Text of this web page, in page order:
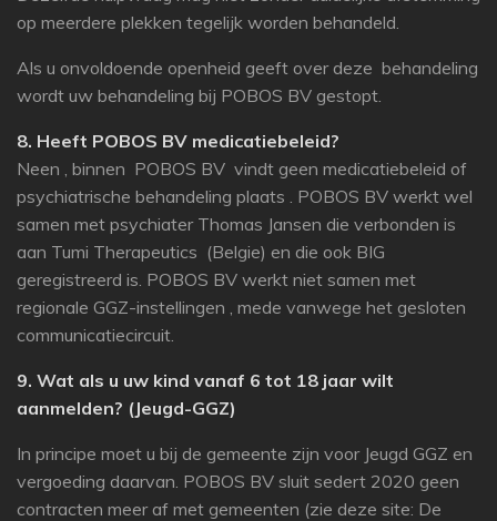
op meerdere plekken tegelijk worden behandeld.
Als u onvoldoende openheid geeft over deze behandeling
wordt uw behandeling bij POBOS BV gestopt.
8. Heeft POBOS BV medicatiebeleid?
Neen , binnen POBOS BV vindt geen medicatiebeleid of
psychiatrische behandeling plaats . POBOS BV werkt wel
samen met psychiater Thomas Jansen die verbonden is
aan Tumi Therapeutics (Belgie) en die ook BIG
geregistreerd is. POBOS BV werkt niet samen met
regionale GGZ-instellingen , mede vanwege het gesloten
communicatiecircuit.
9. Wat als u uw kind vanaf 6 tot 18 jaar wilt
aanmelden? (Jeugd-GGZ)
In principe moet u bij de gemeente zijn voor Jeugd GGZ en
vergoeding daarvan. POBOS BV sluit sedert 2020 geen
contracten meer af met gemeenten (zie deze site: De